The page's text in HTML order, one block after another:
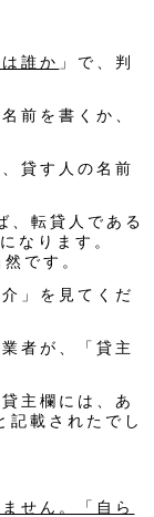
誰か 」で、判
前を書くか、
貸す人の名前
、転貸人である
なります。
です。
」を見てくだ
者が、「貸主
主欄には、あ
記載されたでし
せん。「自ら